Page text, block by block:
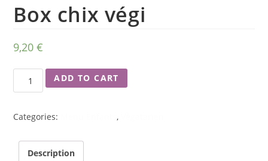
Box chix végi
9,20€
ADD TO CART
Categories: Menu Enfants,
Description